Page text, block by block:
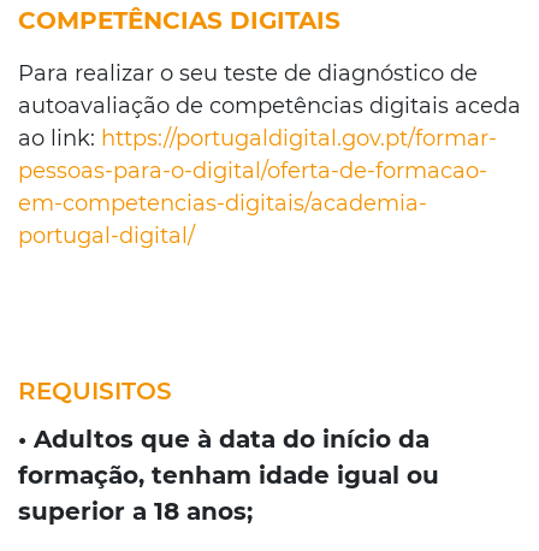
COMPETÊNCIAS DIGITAIS
Para realizar o seu teste de diagnóstico de
autoavaliação de competências digitais aceda
ao link: https://portugaldigital.gov.pt/formar-
pessoas-para-o-digital/oferta-de-formacao-
em-competencias-digitais/academia-
portugal-digital/
REQUISITOS
• Adultos que à data do início da
formação, tenham idade igual ou
superior a 18 anos;